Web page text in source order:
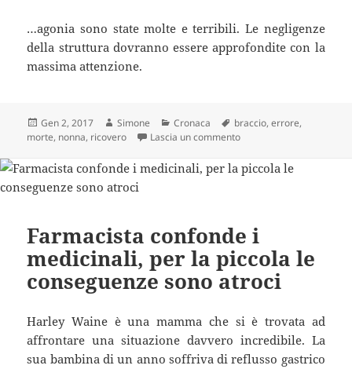
…agonia sono state molte e terribili. Le negligenze
della struttura dovranno essere approfondite con la
massima attenzione.
Scritto
il
Gen 2, 2017 Autore
Simone Categorie
Cronaca Tag
braccio,errore,
morte, nonna, ricovero Lascia un commentosu Portano la nonna in
Farmacista confonde i
medicinali, per la piccola le
conseguenze sono atroci
Harley Waine è una mamma che si è trovata ad
affrontare una situazione davvero incredibile. La
sua bambina di un anno soffriva di reflusso gastrico